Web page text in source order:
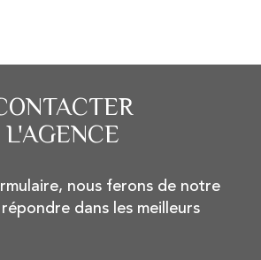
L'AGENCE
nous ferons de notre
dans les meilleurs